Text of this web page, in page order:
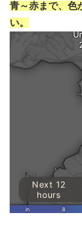
青～赤まで、色
い。